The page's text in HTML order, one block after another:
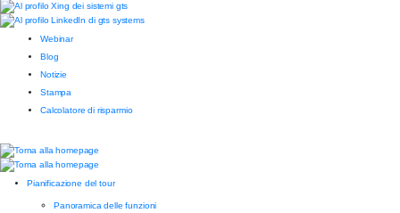
Webinar
Blog
Notizie
Stampa
Calcolatore di risparmio
Pianificazione del tour
Panoramica delle funzioni